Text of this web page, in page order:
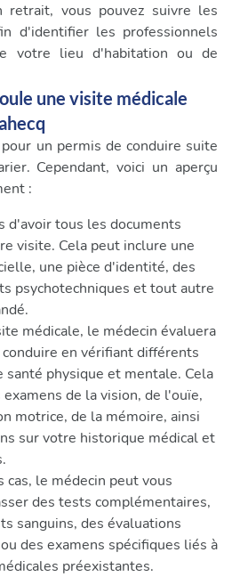
retrait, vous pouvez suivre les
d'identifier les professionnels
votre lieu d'habitation ou de
une visite médicale
un permis de conduire suite
Cependant, voici un aperçu
:
d'avoir tous les documents
visite. Cela peut inclure une
une pièce d'identité, des
psychotechniques et tout autre
médicale, le médecin évaluera
en vérifiant différents
santé physique et mentale. Cela
de la vision, de l'ouïe,
motrice, de la mémoire, ainsi
sur votre historique médical et
cas, le médecin peut vous
des tests complémentaires,
sanguins, des évaluations
des examens spécifiques liés à
préexistantes.